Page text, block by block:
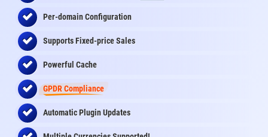
Per-domain Configuration
Supports Fixed-price Sales
Powerful Cache
GPDR Compliance
Automatic Plugin Updates